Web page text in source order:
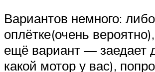
Вариантов немного:
оплётке(очень
ещё вариант — заедает
какой мотор у вас),